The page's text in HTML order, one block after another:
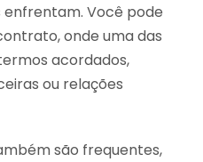
enfrentam. Você pode
onde uma das
acordados,
ou relações
são frequentes,